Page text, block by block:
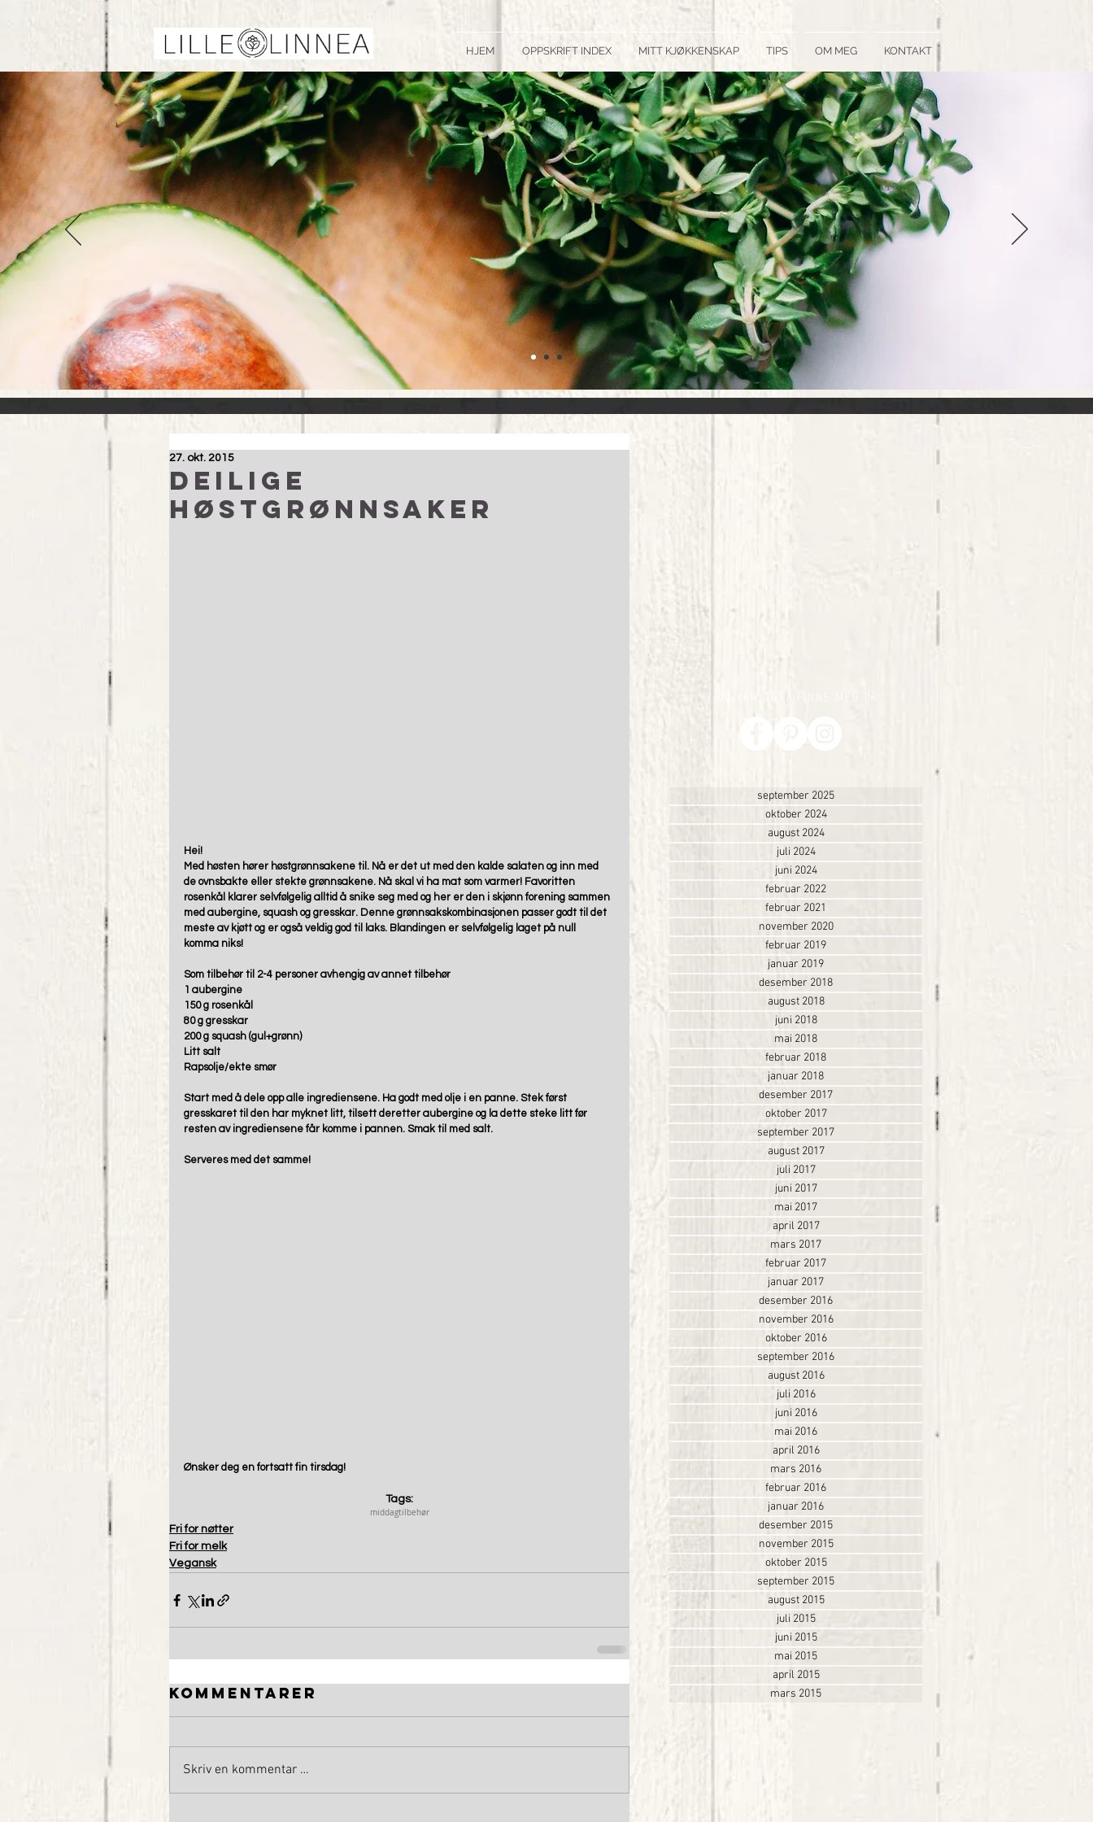
HJEM OPPSKRIFT INDEX MITT KJØKKENSKAP TIPS OM MEG KONTAKT
Deilige
høstgrønnsaker
27. okt. 2015
Hei!
Med høsten hører høstgrønnsakene til. Nå er det ut med den kalde salaten og inn med
de ovnsbakte eller stekte grønnsakene. Nå skal vi ha mat som varmer! Favoritten
rosenkål klarer selvfølgelig alltid å snike seg med og her er den i skjønn forening sammen
med aubergine, squash og gresskar. Denne grønnsakskombinasjonen passer godt til det
meste av kjøtt og er også veldig god til laks. Blandingen er selvfølgelig laget på null
komma niks!
Som tilbehør til 2-4 personer avhengig av annet tilbehør
1 aubergine
150 g rosenkål
80 g gresskar
200 g squash (gul+grønn)
Litt salt
Rapsolje/ekte smør
Start med å dele opp alle ingrediensene. Ha godt med olje i en panne. Stek først
gresskaret til den har myknet litt, tilsett deretter aubergine og la dette steke litt før
resten av ingrediensene får komme i pannen. Smak til med salt.
Serveres med det samme!
Ønsker deg en fortsatt fin tirsdag!
Tags:
middagtilbehør
Fri for nøtter
Fri for melk
Vegansk
Kommentarer
Skriv en kommentar …
september 2025
oktober 2024
august 2024
juli 2024
juni 2024
februar 2022
februar 2021
november 2020
februar 2019
januar 2019
desember 2018
august 2018
juni 2018
mai 2018
februar 2018
januar 2018
desember 2017
oktober 2017
september 2017
august 2017
juli 2017
juni 2017
mai 2017
april 2017
mars 2017
februar 2017
januar 2017
desember 2016
november 2016
oktober 2016
september 2016
august 2016
juli 2016
juni 2016
mai 2016
april 2016
mars 2016
februar 2016
januar 2016
desember 2015
november 2015
oktober 2015
september 2015
august 2015
juli 2015
juni 2015
mai 2015
april 2015
mars 2015